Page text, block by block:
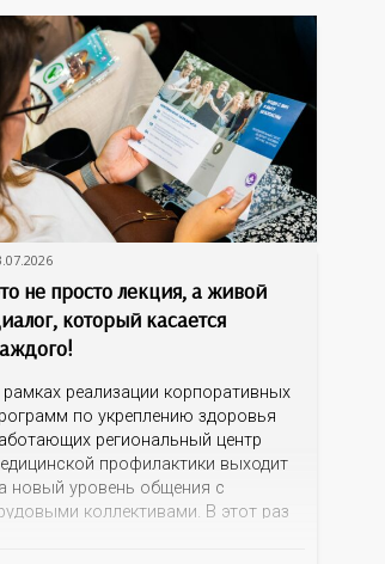
не просто лекция, а живой
который касается
рамках реализации корпоративных
по укреплению здоровья
региональный центр
профилактики выходит
новый уровень общения с
коллективами. В этот раз